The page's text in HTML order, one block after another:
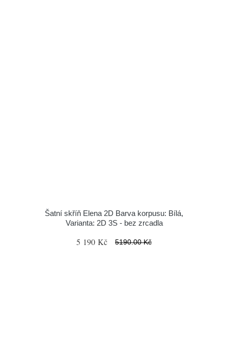
Šatní skříň Elena 2D Barva korpusu: Bílá,
Varianta: 2D 3S - bez zrcadla
5 190 Kč 5190.00 Kč